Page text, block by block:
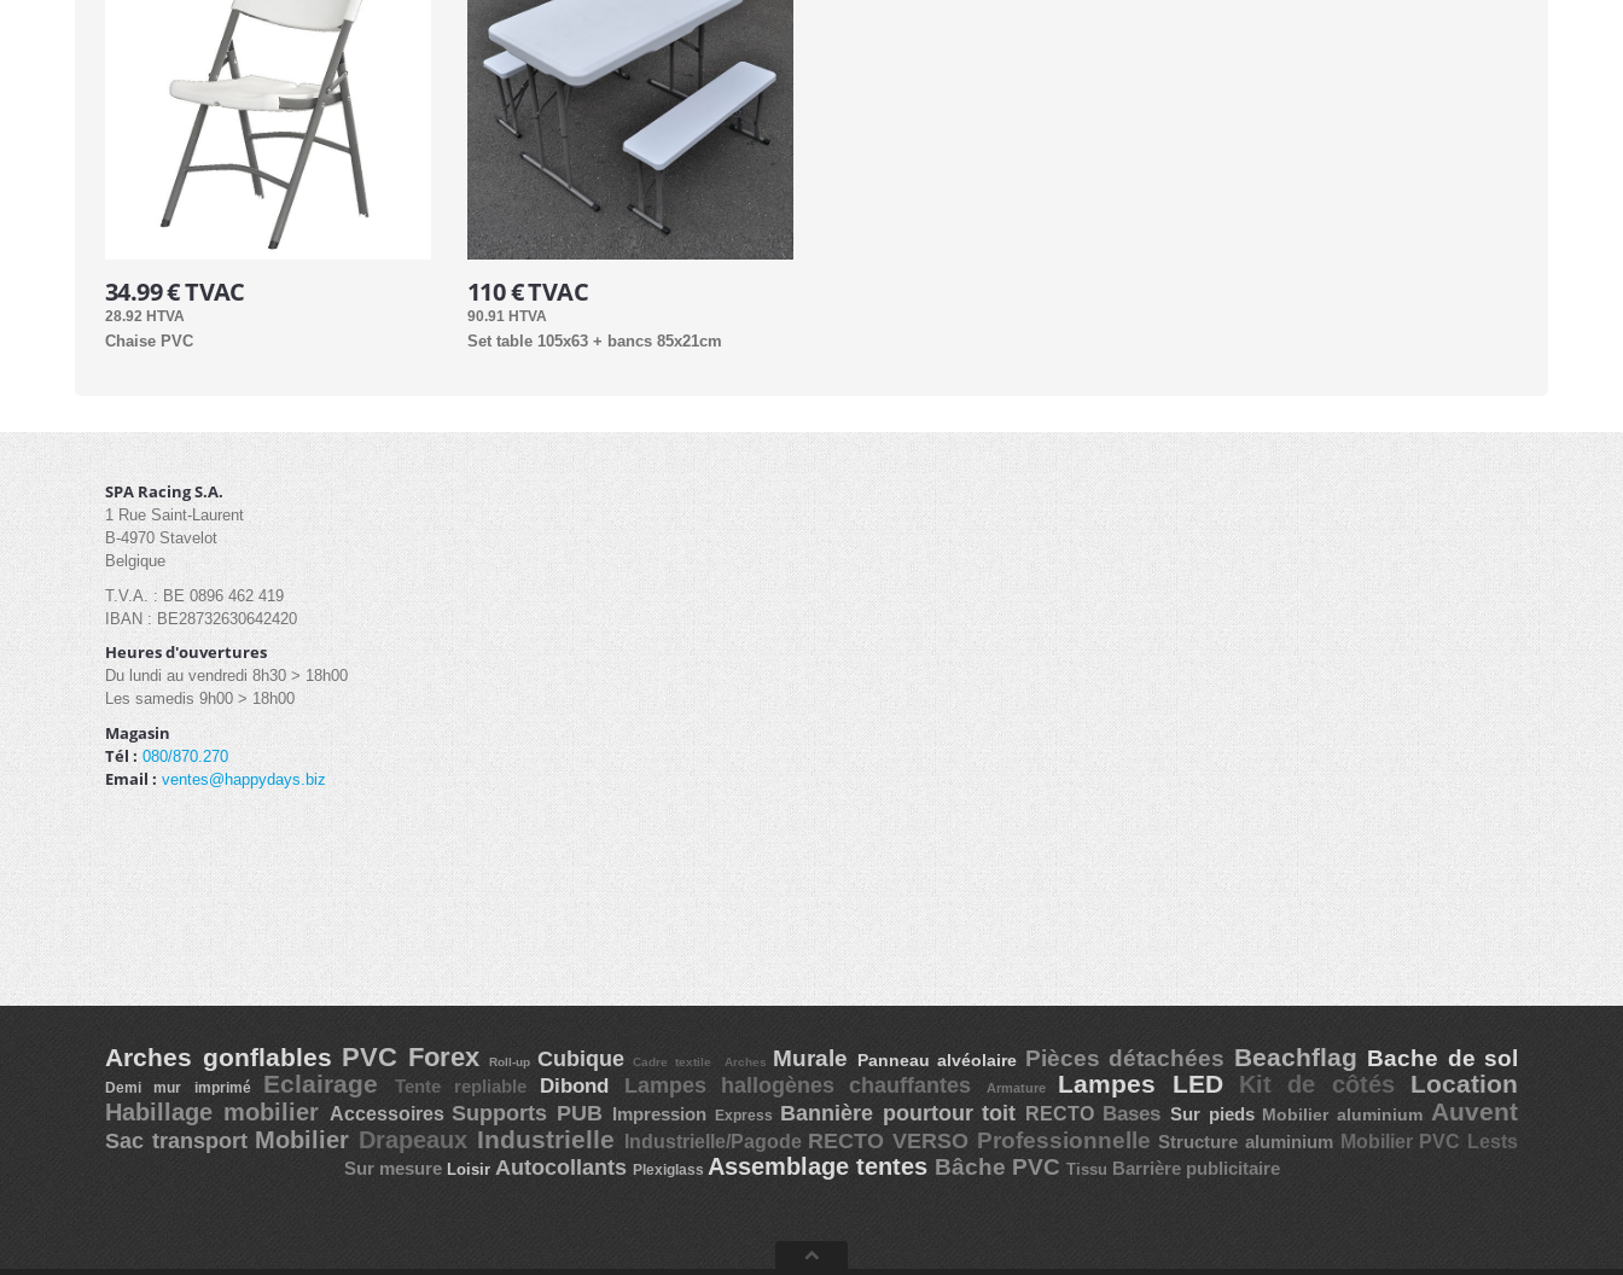
34.99 € TVAC
28.92 HTVA
Chaise PVC
110 € TVAC
90.91 HTVA
Set table 105x63 + bancs 85x21cm
SPA Racing S.A.
1 Rue Saint-Laurent
B-4970 Stavelot
Belgique
T.V.A. : BE 0896 462 419
IBAN : BE28732630642420
Heures d'ouvertures
Du lundi au vendredi 8h30 > 18h00
Les samedis 9h00 > 18h00
Magasin
Tél : 080/870.270
Email : ventes@happydays.biz
Arches gonflables PVC Forex Roll-up Cubique Cadre textile Arches Murale Panneau alvéolaire Pièces détachées Beachflag Bache de sol
Demi mur imprimé Eclairage Tente repliable Dibond Lampes hallogènes chauffantes Armature Lampes LED Kit de côtés Location
Habillage mobilier AccessoiresSupports PUB Impression Express Bannière pourtour toit RECTO Bases Sur pieds Mobilier aluminium Auvent
Sac transport Mobilier Drapeaux Industrielle Industrielle/Pagode RECTO VERSO ProfessionnelleStructure aluminium Mobilier PVC Lests
Sur mesure Loisir Autocollants Plexiglass Assemblage tentes Bâche PVC Tissu Barrière publicitaire